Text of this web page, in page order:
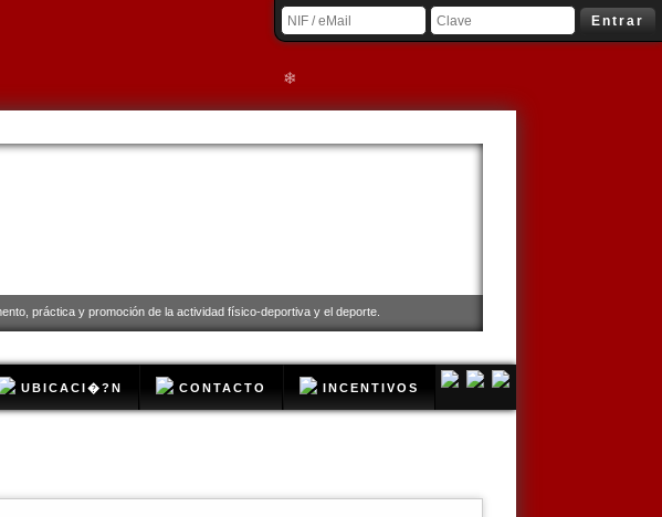
práctica y promoción de la actividad físico-deportiva y el deporte.
Entrar
UBICACI�?N CONTACTO INCENTIVOS
❄